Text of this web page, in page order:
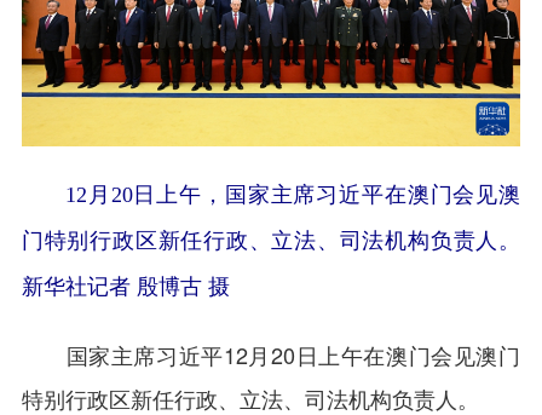
12月20日上午，国家主席习近平在澳门会见澳
门特别行政区新任行政、立法、司法机构负责人。
新华社记者 殷博古 摄
国家主席习近平12月20日上午在澳门会见澳门
特别行政区新任行政、立法、司法机构负责人。